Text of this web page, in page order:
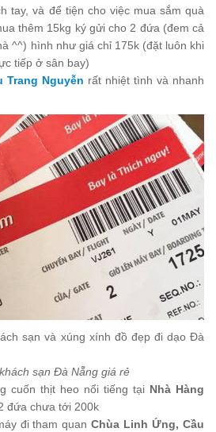
tay, và để tiện cho việc mua sắm quà
thêm 15kg ký gửi cho 2 đứa (đem cả
^^) hình như giá chỉ 175k (đặt luôn khi
tiếp ở sân bay)
Trang Nguyễn rất nhiệt tình và nhanh
sạn và xúng xính đồ đẹp đi dạo Đà
sạn Đà Nẵng giá rẻ
cuốn thịt heo nổi tiếng tại Nhà Hàng
đứa chưa tới 200k
đi tham quanChùa Linh Ứng, Cầu